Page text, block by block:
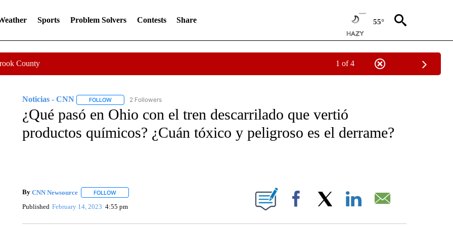
Sports Problem Solvers Contests Share 55°
County 1 of 4
Noticias - CNN FOLLOWFOLLOW "NOTICIAS - CNN" TO RECEIVE NOTIFICATIONS ABOUT NEW PAGES ON "NOTICIAS - CNN".
2 Followers
¿Qué pasó en Ohio con el tren descarrilado que vertió
productos químicos? ¿Cuán tóxico y peligroso es el derrame?
By CNN Newsource FOLLOWFOLLOW "" TO RECEIVE NOTIFICATIONS ABOUT NEW PAGES ON "".
Published February 14, 2023 4:55 pm Facebook